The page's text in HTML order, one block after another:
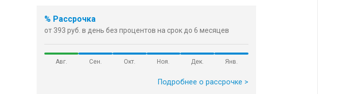
% Рассрочка
от 393 руб. в день без процентов на срок до 6 месяцев
Авг. Сен. Окт. Ноя. Дек. Янв.
Подробнее о рассрочке >